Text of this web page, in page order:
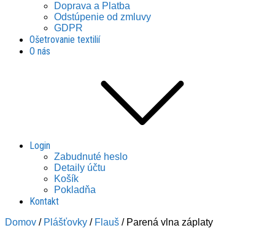
Doprava a Platba
Odstúpenie od zmluvy
GDPR
Ošetrovanie textilií
O nás
Login
Zabudnuté heslo
Detaily účtu
Košík
Pokladňa
Kontakt
Domov / Plášťovky / Flauš / Parená vlna záplaty